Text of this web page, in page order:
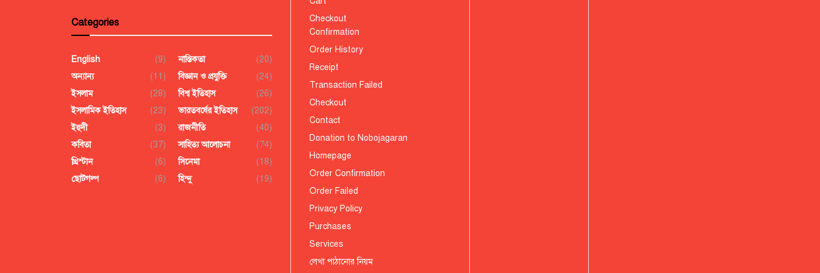
Categories
English
(9)
অন্যান্য
(11)
ইসলাম
(28)
ইসলামিক ইতিহাস
(23)
ইহুদী
(3)
কবিতা
(37)
খ্রিস্টান
(6)
ছোটগল্প
(6)
নাস্তিকতা
(20)
বিজ্ঞান ও প্রযুক্তি
(24)
বিশ্ব ইতিহাস
(26)
ভারতবর্ষের ইতিহাস
(202)
রাজনীতি
(40)
সাহিত্য আলোচনা
(74)
সিনেমা
(18)
হিন্দু
(19)
Checkout
Confirmation
Order History
Receipt
Transaction Failed
Checkout
Contact
Donation to Nobojagaran
Homepage
Order Confirmation
Order Failed
Privacy Policy
Purchases
Services
লেখা পাঠানোর নিয়ম